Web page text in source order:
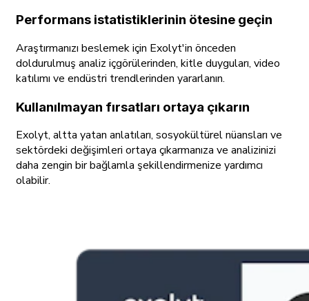
Performans istatistiklerinin ötesine geçin
Araştırmanızı beslemek için Exolyt'in önceden
doldurulmuş analiz içgörülerinden, kitle duyguları, video
katılımı ve endüstri trendlerinden yararlanın.
Kullanılmayan fırsatları ortaya çıkarın
Exolyt, altta yatan anlatıları, sosyokültürel nüansları ve
sektördeki değişimleri ortaya çıkarmanıza ve analizinizi
daha zengin bir bağlamla şekillendirmenize yardımcı
olabilir.